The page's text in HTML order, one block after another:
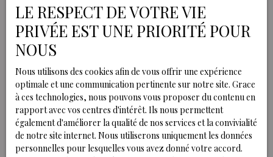
INFORMATIONS
Nos honoraires
Mentions légales
Politique de confidentialité
Plan du site
Gérer les cookies
Propulsé par
LE RESPECT DE VOTRE VIE
PRIVÉE EST UNE PRIORITÉ POUR
NOUS
Nous utilisons des cookies afin de vous offrir une expérience
optimale et une communication pertinente sur notre site. Grace
à ces technologies, nous pouvons vous proposer du contenu en
rapport avec vos centres d'intérêt. Ils nous permettent
également d'améliorer la qualité de nos services et la convivialité
de notre site internet. Nous utiliserons uniquement les données
personnelles pour lesquelles vous avez donné votre accord.